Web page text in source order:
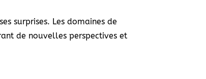
surprises. Les domaines de
de nouvelles perspectives et